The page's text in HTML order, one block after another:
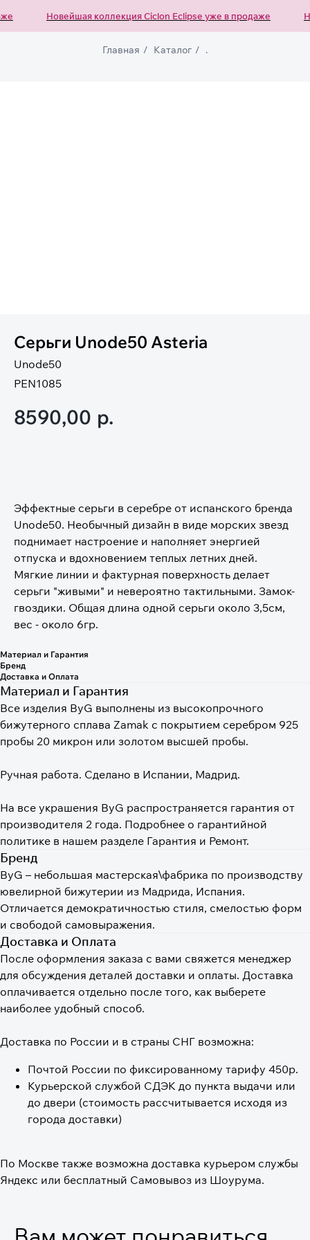
Новейшая коллекция Ciclon Eclipse уже в продаже
Главная / Каталог / .
Серьги Unode50 Asteria
Unode50
PEN1085
8590,00 р.
Эффектные серьги в серебре от испанского бренда
Unode50. Необычный дизайн в виде морских звезд
поднимает настроение и наполняет энергией
отпуска и вдохновением теплых летних дней.
Мягкие линии и фактурная поверхность делает
серьги "живыми" и невероятно тактильными. Замок-
гвоздики. Общая длина одной серьги около 3,5см,
вес - около 6гр.
Материал и Гарантия
Бренд
Доставка и Оплата
Материал и Гарантия
Все изделия ByG выполнены из высокопрочного
бижутерного сплава Zamak с покрытием серебром 925
пробы 20 микрон или золотом высшей пробы.
Ручная работа. Сделано в Испании, Мадрид.
На все украшения ByG распространяется гарантия от
производителя 2 года. Подробнее о гарантийной
политике в нашем разделе Гарантия и Ремонт.
Бренд
ByG – небольшая мастерская\фабрика по производству
ювелирной бижутерии из Мадрида, Испания.
Отличается демократичностью стиля, смелостью форм
и свободой самовыражения.
Доставка и Оплата
После оформления заказа с вами свяжется менеджер
для обсуждения деталей доставки и оплаты. Доставка
оплачивается отдельно после того, как выберете
наиболее удобный способ.
Доставка по России и в страны СНГ возможна:
Почтой России по фиксированному тарифу 450р.
Курьерской службой СДЭК до пункта выдачи или
до двери (стоимость рассчитывается исходя из
города доставки)
По Москве также возможна доставка курьером службы
Яндекс или бесплатный Самовывоз из Шоурума.